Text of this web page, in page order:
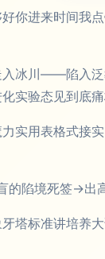
你进来时间我
冰川——陷入泛
实验态见到底
实用表格式接
的陷境死签→出
塔标准讲培养